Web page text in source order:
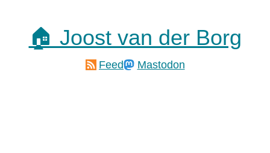
🏠 Joost van der Borg
Feed Mastodon